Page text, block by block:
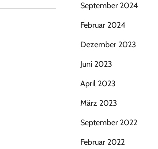
September 2024
Februar 2024
Dezember 2023
Juni 2023
April 2023
März 2023
September 2022
Februar 2022